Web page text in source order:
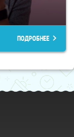
ПОДРОБНЕЕ